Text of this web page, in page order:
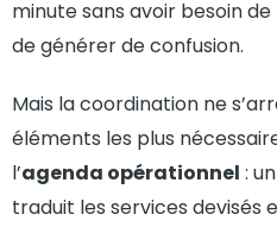
minute sans avoir besoin
de générer de confusion.
Mais la coordination ne
éléments les plus
l’agenda opérationnel :
traduit les services devisés